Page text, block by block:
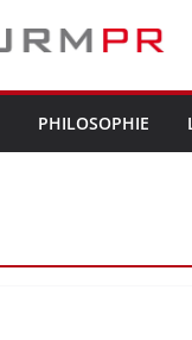
PHILOSOPHIE